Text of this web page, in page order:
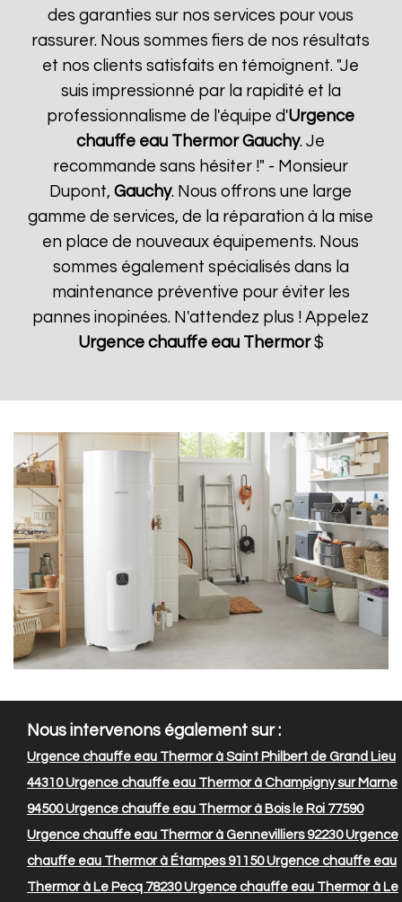
des garanties sur nos services pour vous
rassurer. Nous sommes fiers de nos résultats
et nos clients satisfaits en témoignent. "Je
suis impressionné par la rapidité et la
professionnalisme de l'équipe d'Urgence
chauffe eau Thermor Gauchy. Je
recommande sans hésiter !" - Monsieur
Dupont,Gauchy. Nous offrons une large
gamme de services, de la réparation à la mise
en place de nouveaux équipements. Nous
sommes également spécialisés dans la
maintenance préventive pour éviter les
pannes inopinées. N'attendez plus ! Appelez
Urgence chauffe eau Thermor$
Nous intervenons également sur :
Urgence chauffe eau Thermor à Saint Philbert de Grand Lieu
44310Urgence chauffe eau Thermor à Champigny sur Marne
94500Urgence chauffe eau Thermor à Bois le Roi 77590
Urgence chauffe eau Thermor à Gennevilliers 92230Urgence
chauffe eau Thermor à Étampes 91150Urgence chauffe eau
Thermor à Le Pecq 78230Urgence chauffe eau Thermor à Le